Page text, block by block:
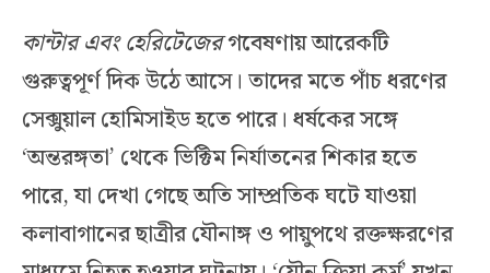
কান্টার এবং হেরিটেজেরগবেষণায় আরেকটি
গুরুত্বপূর্ণ দিক উঠে আসে। তাদের মতে পাঁচ ধরণের
সেক্সুয়াল হোমিসাইড হতে পারে। ধর্ষকের সঙ্গে
‘অন্তরঙ্গতা’ থেকে ভিক্টিম নির্যাতনের শিকার হতে
পারে, যা দেখা গেছে অতি সাম্প্রতিক ঘটে যাওয়া
কলাবাগানের ছাত্রীর যৌনাঙ্গ ও পায়ুপথে রক্তক্ষরণের